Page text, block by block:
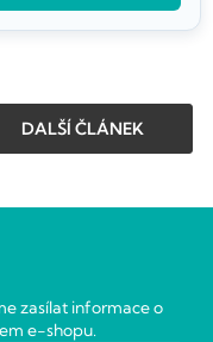
DALŠÍ ČLÁNEK
zasílat informace o
e-shopu.